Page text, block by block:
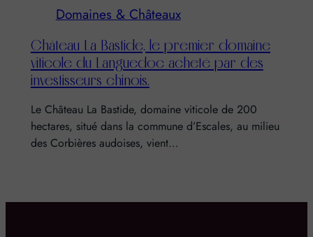
Domaines & Châteaux
Château La Bastide, le premier domaine
viticole du Languedoc acheté par des
investisseurs chinois.
Le Château La Bastide, domaine viticole de 200
hectares, situé dans la commune d’Escales, au milieu
des Corbières audoises, vient…